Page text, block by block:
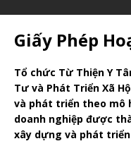
Giấy Phép
Tổ chức Từ Thiện Y
Tư và Phát Triển Xã
và phát triển theo mô
doanh nghiệp được
xây dựng và phát